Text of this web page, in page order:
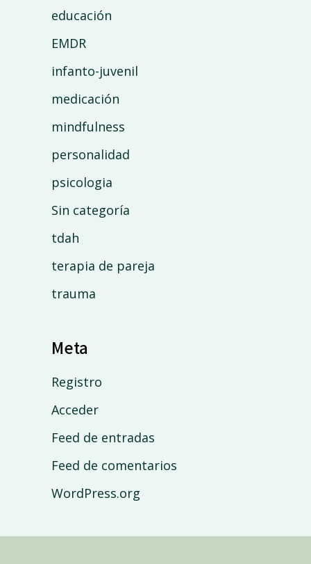
educación
EMDR
infanto-juvenil
medicación
mindfulness
personalidad
psicologia
Sin categoría
tdah
terapia de pareja
trauma
Meta
Registro
Acceder
Feed de entradas
Feed de comentarios
WordPress.org